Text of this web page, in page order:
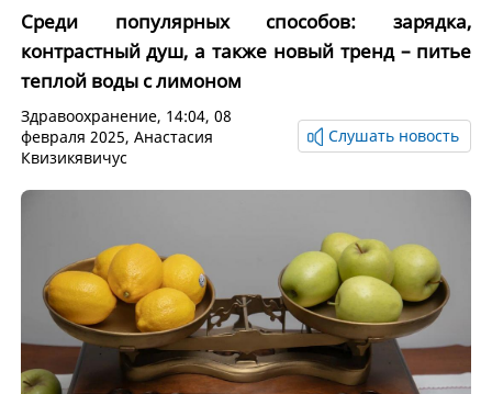
Среди популярных способов: зарядка,
контрастный душ, а также новый тренд – питье
теплой воды с лимоном
Здравоохранение, 14:04, 08
февраля 2025, Анастасия
Квизикявичус
Слушать новость